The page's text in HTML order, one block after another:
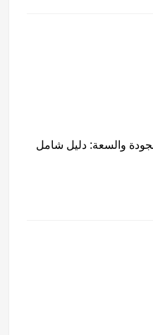
والسعة: دليل شامل